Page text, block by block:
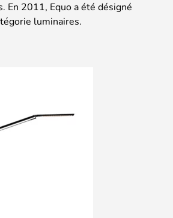
En 2011, Equo a été désigné
luminaires.